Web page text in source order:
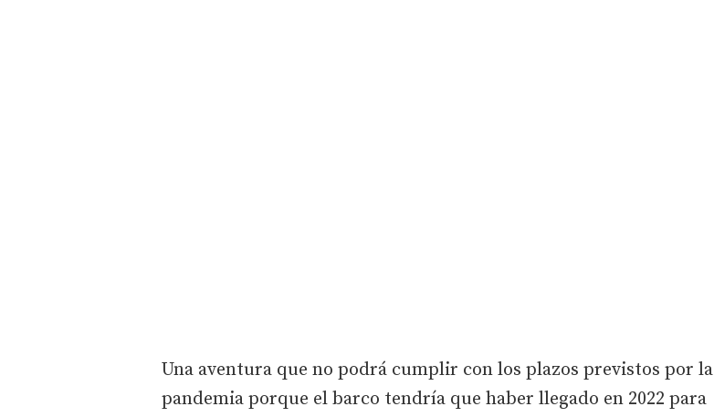
Una aventura que no podrá cumplir con los plazos previstos por la
pandemia porque el barco tendría que haber llegado en 2022 para